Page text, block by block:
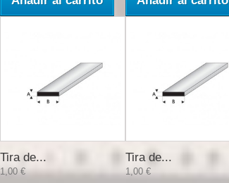
Tira de...
1,00 €
Tira de...
1,00 €